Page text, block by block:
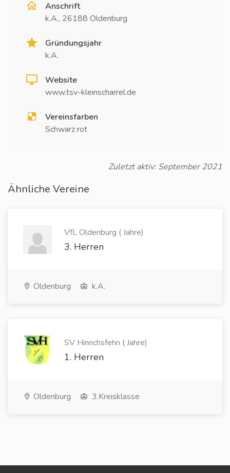
Anschrift
k.A., 26188 Oldenburg
Gründungsjahr
k.A.
Website
www.tsv-kleinscharrel.de
Vereinsfarben
Schwarz rot
Zuletzt aktiv: September 2021
Ähnliche Vereine
VfL Oldenburg ( Jahre)
3. Herren
Oldenburg k.A.
SV Hinrichsfehn ( Jahre)
1. Herren
Oldenburg 3.Kreisklasse